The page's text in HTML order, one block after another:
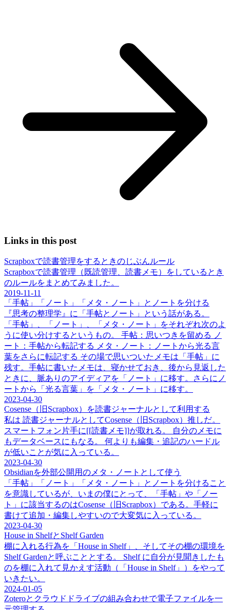
Links in this post
Scrapboxで読書管理をするときのじぶんルール
Scrapboxで読書管理（既読管理、読書メモ）をしているとき
のルールをまとめてみました。
2019-11-11
「手帖」「ノート」「メタ・ノート」とノートを分ける
『思考の整理学』に「手帖とノート」という話がある。
「手帖」、「ノート」、「メタ・ノート」をそれぞれ次のよ
うに使い分けするというもの。 手帖：思いつきを留める ノ
ート：手帖から転記する メタ・ノート：ノートから光る言
葉をさらに転記する その場で思いついたメモは「手帖」に
残す。手帖に書いたメモは、寝かせておき、後から見返した
ときに、脈ありのアイディアを「ノート」に移す。さらにノ
ートから「光る言葉」を「メタ・ノート」に移す。
2023-04-30
Cosense（旧Scrapbox）を読書ジャーナルとして利用する
私は 読書ジャーナルとしてCosense（旧Scrapbox）推しだ。
スマートフォン片手に[[読書メモ]]が取れる。 自分のメモに
もデータベースにもなる。 何よりも編集・追記のハードル
が低いことが気に入っている。
2023-04-30
Obsidianを外部公開用のメタ・ノートとして使う
「手帖」「ノート」「メタ・ノート」とノートを分けること
を意識しているが、いまの僕にとって、「手帖」や「ノー
ト」に該当するのはCosense（旧Scrapbox）である。手軽に
書けて追加・編集しやすいので大変気に入っている。
2023-04-30
House in ShelfとShelf Garden
棚に入れる行為を「House in Shelf」、そしてその棚の環境を
Shelf Gardenと呼ぶこととする。 Shelf に自分が見聞きしたも
のを棚に入れて見かえす活動（「House in Shelf」）をやって
いきたい。
2024-01-05
Zoteroとクラウドドライブの組み合わせで電子ファイルを一